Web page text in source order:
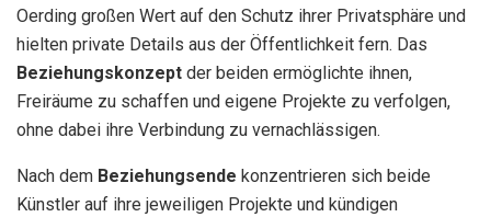
Oerding großen Wert auf den Schutz ihrer Privatsphäre und
hielten private Details aus der Öffentlichkeit fern. Das
Beziehungskonzept der beiden ermöglichte ihnen,
Freiräume zu schaffen und eigene Projekte zu verfolgen,
ohne dabei ihre Verbindung zu vernachlässigen.
Nach dem Beziehungsende konzentrieren sich beide
Künstler auf ihre jeweiligen Projekte und kündigen